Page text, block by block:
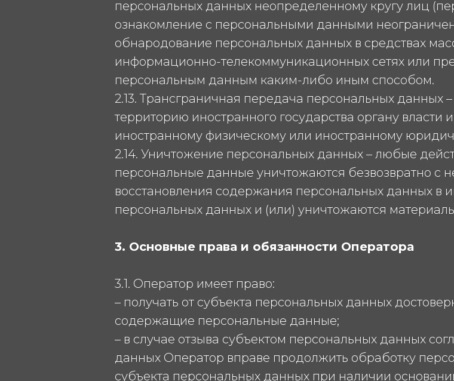
персональных данных неопределенному кругу лиц
ознакомление с персональными данными
обнародование персональных данных в средствах
информационно-телекоммуникационных сетях или
персональным данным каким-либо иным способом.
2.13. Трансграничная передача персональных данных
территорию иностранного государства органу власти
иностранному физическому или иностранному
2.14. Уничтожение персональных данных – любые
персональные данные уничтожаются безвозвратно с
восстановления содержания персональных данных в
персональных данных и (или) уничтожаются
3. Основные права и обязанности Оператора
3.1. Оператор имеет право:
– получать от субъекта персональных данных
содержащие персональные данные;
– в случае отзыва субъектом персональных данных
данных Оператор вправе продолжить обработку
субъекта персональных данных при наличии